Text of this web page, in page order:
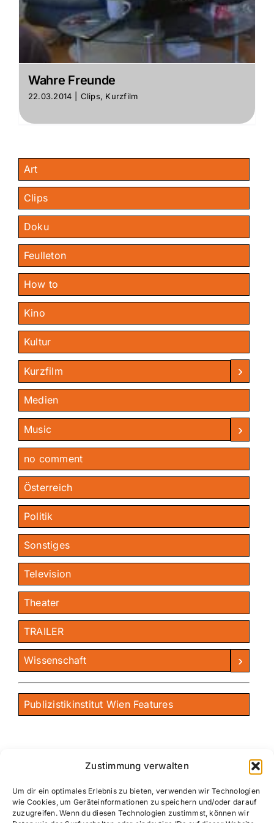
Zustimmung verwalten
Um dir ein optimales Erlebnis zu bieten, verwenden wir Technologien
wie Cookies, um Geräteinformationen zu speichern und/oder darauf
zuzugreifen. Wenn du diesen Technologien zustimmst, können wir
Wahre Freunde
22.03.2014 Clips, Kurzfilm
Art
Clips
Doku
Feulleton
How to
Kino
Kultur
Kurzfilm ›
Medien
Music ›
no comment
Österreich
Politik
Sonstiges
Television
Theater
TRAILER
Wissenschaft ›
Publizistikinstitut Wien Features